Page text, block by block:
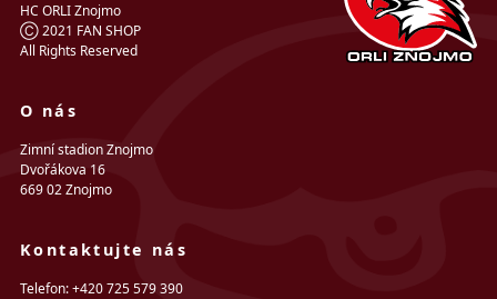
HC ORLI Znojmo
Ⓒ 2021 FAN SHOP
All Rights Reserved
O nás
Zimní stadion Znojmo
Dvořákova 16
669 02 Znojmo
Kontaktujte nás
Telefon: +420 725 579 390